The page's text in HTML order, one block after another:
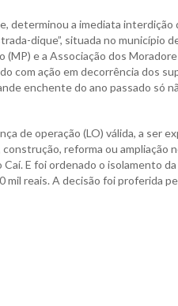
determinou a imediata interdição
dique”, situada no município
(MP) e a Associação dos
com ação em decorrência dos
enchente do ano passado só
de operação (LO) válida, a ser
reforma ou ampliação
E foi ordenado o isolamento da
reais. A decisão foi proferida